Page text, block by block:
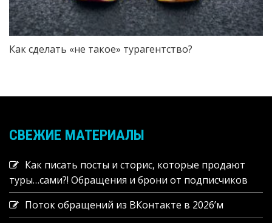
Как сделать «не такое» турагентство?
СВЕЖИЕ МАТЕРИАЛЫ
Как писать посты и сторис, которые продают
туры…сами?! Обращения и брони от подписчиков
Поток обращений из ВКонтакте в 2026’м